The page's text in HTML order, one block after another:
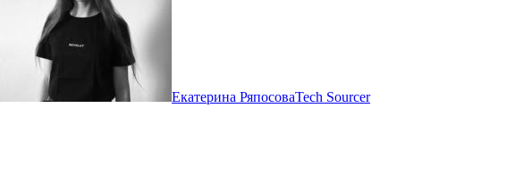
Екатерина РяпосоваTech Sourcer